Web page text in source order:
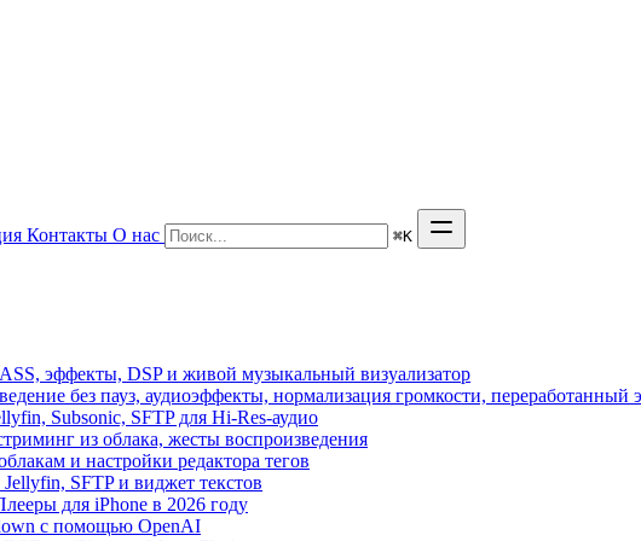
Контакты О нас ⌘K
эффекты, DSP и живой музыкальный визуализатор
без пауз, аудиоэффекты, нормализация громкости, переработанный
Subsonic, SFTP для Hi-Res-аудио
из облака, жесты воспроизведения
и настройки редактора тегов
SFTP и виджет текстов
для iPhone в 2026 году
с помощью OpenAI